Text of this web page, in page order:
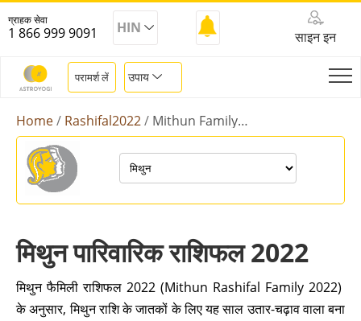
ग्राहक सेवा
1 866 999 9091 HIN
साइन इन
परामर्श लें उपाय
Home Rashifal2022 Mithun Family Rashifal 2022
मिथुन पारिवारिक राशिफल 2022
मिथुन फैमिली राशिफल 2022 (Mithun Rashifal Family 2022)
के अनुसार, मिथुन राशि के जातकों के लिए यह साल उतार-चढ़ाव वाला बना